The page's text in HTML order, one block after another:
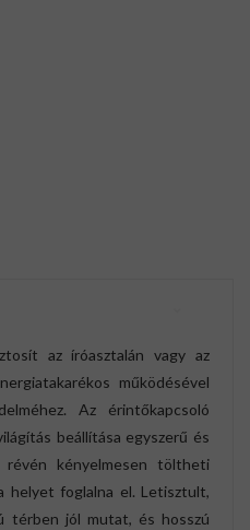
az íróasztalán vagy az
működésével
Az érintőkapcsoló
beállítása egyszerű és
kényelmesen töltheti
helyet foglalna el. Letisztult,
térben jól mutat, és hosszú